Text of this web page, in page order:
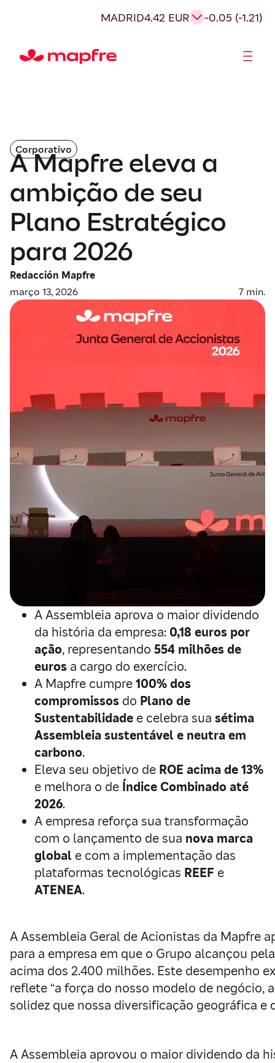
MADRID4.42 EUR -0.05 (-1.21)
Corporativo
A Mapfre eleva a
ambição de seu
Plano Estratégico
para 2026
Redacción Mapfre
março 13, 2026
7 min.
A Assembleia aprova o maior dividendo
da história da empresa: 0,18 euros por
ação, representando 554 milhões de
euros a cargo do exercício.
A Mapfre cumpre100% dos
compromissos do Plano de
Sustentabilidade e celebra sua sétima
Assembleia sustentável e neutra em
carbono.
Eleva seu objetivo de ROE acima de 13%
e melhora o de Índice Combinado até
2026.
A empresa reforça sua transformação
com o lançamento de sua nova marca
global e com a implementação das
plataformas tecnológicas REEF e
ATENEA.
A Assembleia Geral de Acionistas da Mapfre
para a empresa em que o Grupo alcançou
acima dos 2.400 milhões. Este desempenho
reflete “a força do nosso modelo de
solidez que nossa diversificação geográfica e
A Assembleia aprovou o maior dividendo da